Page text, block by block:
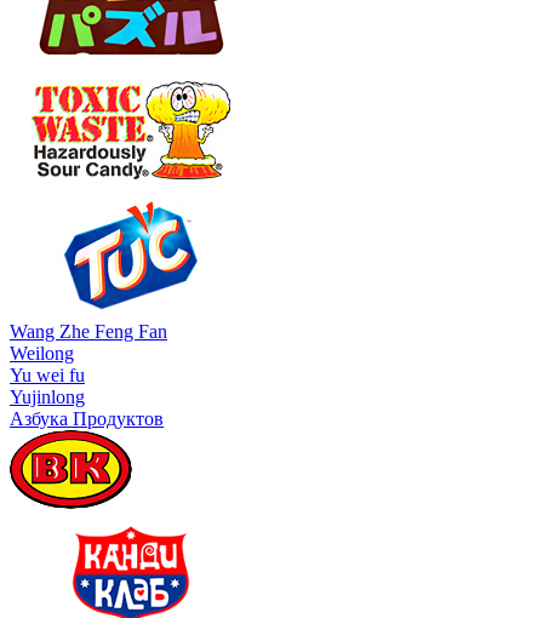
Wang Zhe Feng Fan
Weilong
Yu wei fu
Yujinlong
Азбука Продуктов